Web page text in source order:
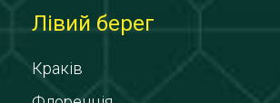
Лівий берег
Краків